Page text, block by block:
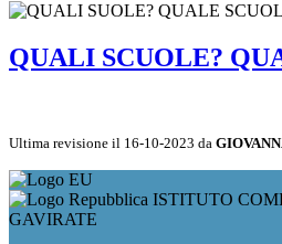
QUALI SCUOLE?
Ultima revisione il 16-10-2023 da
ISTITUTO
GAVIRATE